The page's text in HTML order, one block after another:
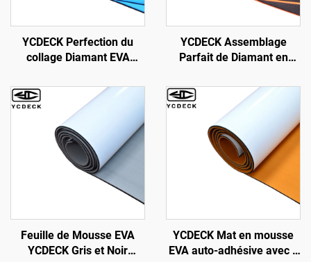
YCDECK Perfection du
collage Diamant EVA
Bateau à moteur Yacht
Kayak VR
YCDECK Assemblage
Parfait de Diamant en
Bateau, Mat Antidérapant
Auto-Adhésif pour Yacht,
Bateau à Moteur, Bateau
de Pêche, Surfboard et
Kayak
Feuille de Mousse EVA
YCDECK Gris et Noir
YCDECK Mat en mousse
EVA auto-adhésive avec 2